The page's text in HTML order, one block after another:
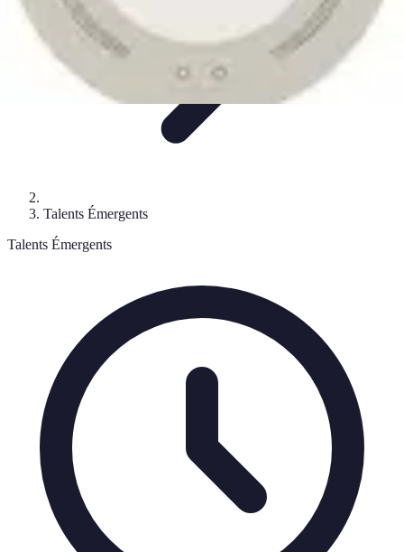
Talents Émergents
Talents Émergents